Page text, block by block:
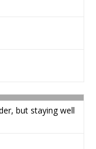
but staying well